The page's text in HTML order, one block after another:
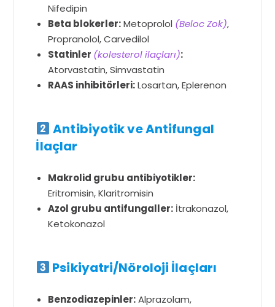
Nifedipin
Beta blokerler:Metoprolol (Beloc Zok),
Propranolol, Carvedilol
Statinler (kolesterol ilaçları):
Atorvastatin, Simvastatin
RAAS inhibitörleri:Losartan, Eplerenon
Antibiyotik ve Antifungal
İlaçlar
Makrolid grubu antibiyotikler:
Eritromisin, Klaritromisin
Azol grubu antifungaller: İtrakonazol,
Ketokonazol
Psikiyatri/Nöroloji İlaçları
Benzodiazepinler:Alprazolam,